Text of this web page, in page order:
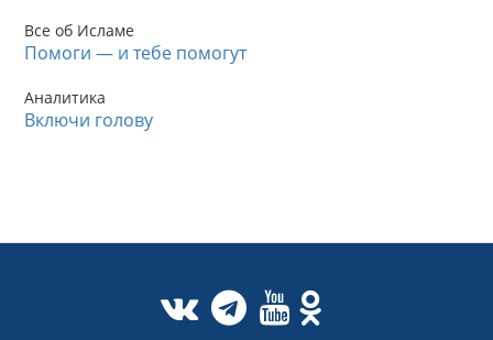
Все об Исламе
Помоги — и тебе помогут
Аналитика
Включи голову